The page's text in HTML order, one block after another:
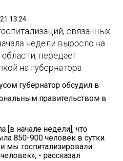
13:24
связанных
недели выросло на
передает
на губернатора
губернатор обсудил в
правительством в
[в начале недели], что
850-900 человек в сутки.
мы госпитализировали
- рассказал